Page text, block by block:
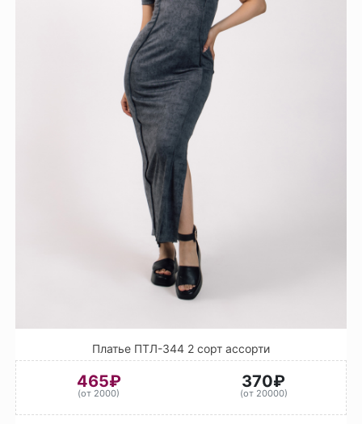
Платье ПТЛ-344 2 сорт ассорти
465₽
(от 2000)
370₽
(от 20000)